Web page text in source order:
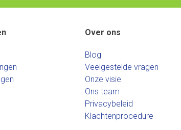
Over ons
Blog
Veelgestelde vragen
Onze visie
Ons team
Privacybeleid
Klachtenprocedure